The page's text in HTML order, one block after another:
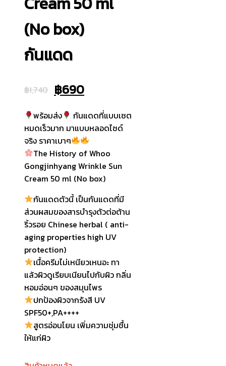
(No box)
กันแดด
฿1,740 Original
price
was:
฿1,740.
฿690Current
price
is:
฿690.
พร้อมส่ง
กันแดดที่แบบเซต
หมดเร็วมาก มาแบบหลอดไซด์
จริง ราคาเบาๆ
The History of Whoo
Gongjinhyang Wrinkle Sun
Cream 50 ml (No box)
กันแดดตัวนี้ เป็นกันแดดที่มี
ส่วนผสมของสารบำรุงตัวต่อต้าน
ริ้วรอย Chinese herbal ( anti-
aging properties high UV
protection)
เนื้อครีมไม่เหนียวเหนอะ ทา
แล้วผิวดูเรียบเนียนไปกับผิว กลิ่น
หอมอ่อนๆ ของสมุนไพร
ปกป้องผิวจากรังสี UV
SPF50+,PA++++
สูตรอ่อนโยน เพิ่มความชุ่มชื้น
ให้แก่ผิว